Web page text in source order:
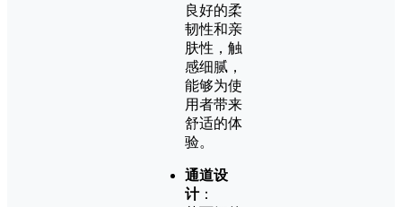
良好的柔
韧性和亲
肤性，触
感细腻，
能够为使
用者带来
舒适的体
验。
通道设
计：